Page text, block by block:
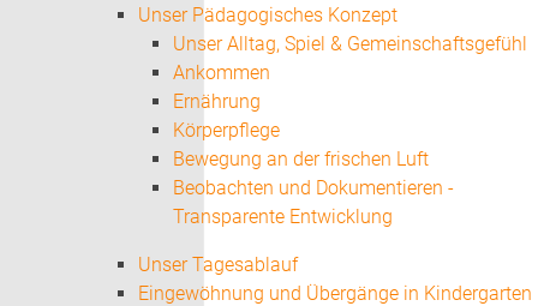
Unser Pädagogisches Konzept
Unser Alltag, Spiel & Gemeinschaftsgefühl
Ankommen
Ernährung
Körperpflege
Bewegung an der frischen Luft
Beobachten und Dokumentieren -
Transparente Entwicklung
Unser Tagesablauf
Eingewöhnung und Übergänge in Kindergarten